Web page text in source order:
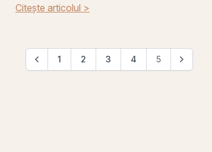
Citește articolul >
1 2 3 4 5